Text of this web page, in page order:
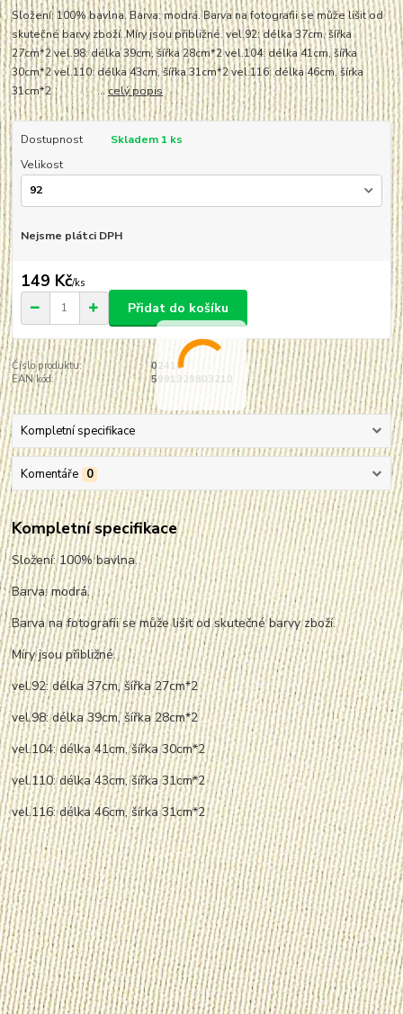
Složení: 100% bavlna. Barva: modrá. Barva na fotografii se může lišit od
skutečné barvy zboží. Míry jsou přibližné. vel.92: délka 37cm, šířka
27cm*2 vel.98: délka 39cm, šířka 28cm*2 vel.104: délka 41cm, šířka
30cm*2 vel.110: délka 43cm, šířka 31cm*2 vel.116: délka 46cm, šírka
31cm*2 ...celý popis
Dostupnost
Skladem 1 ks
Velikost
Nejsme plátci DPH
149 Kč/ks
Přidat do košíku
Číslo produktu:
02418
EAN kód:
5991329803210
Kompletní specifikace
Komentáře 0
Kompletní specifikace
Složení: 100% bavlna.
Barva: modrá.
Barva na fotografii se může lišit od skutečné barvy zboží.
Míry jsou přibližné.
vel.92: délka 37cm, šířka 27cm*2
vel.98: délka 39cm, šířka 28cm*2
vel.104: délka 41cm, šířka 30cm*2
vel.110: délka 43cm, šířka 31cm*2
vel.116: délka 46cm, šírka 31cm*2